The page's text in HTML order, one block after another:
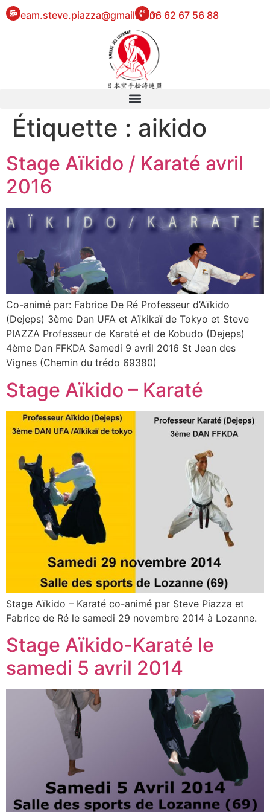
eam.steve.piazza@gmail.com06 62 67 56 88
Étiquette : aikido
Stage Aïkido / Karaté avril
2016
Co-animé par: Fabrice De Ré Professeur d’Aïkido
(Dejeps) 3ème Dan UFA et Aïkikaï de Tokyo et Steve
PIAZZA Professeur de Karaté et de Kobudo (Dejeps)
4ème Dan FFKDA Samedi 9 avril 2016 St Jean des
Vignes (Chemin du trédo 69380)
Stage Aïkido – Karaté
Stage Aïkido – Karaté co-animé par Steve Piazza et
Fabrice de Ré le samedi 29 novembre 2014 à Lozanne.
Stage Aïkido-Karaté le
samedi 5 avril 2014